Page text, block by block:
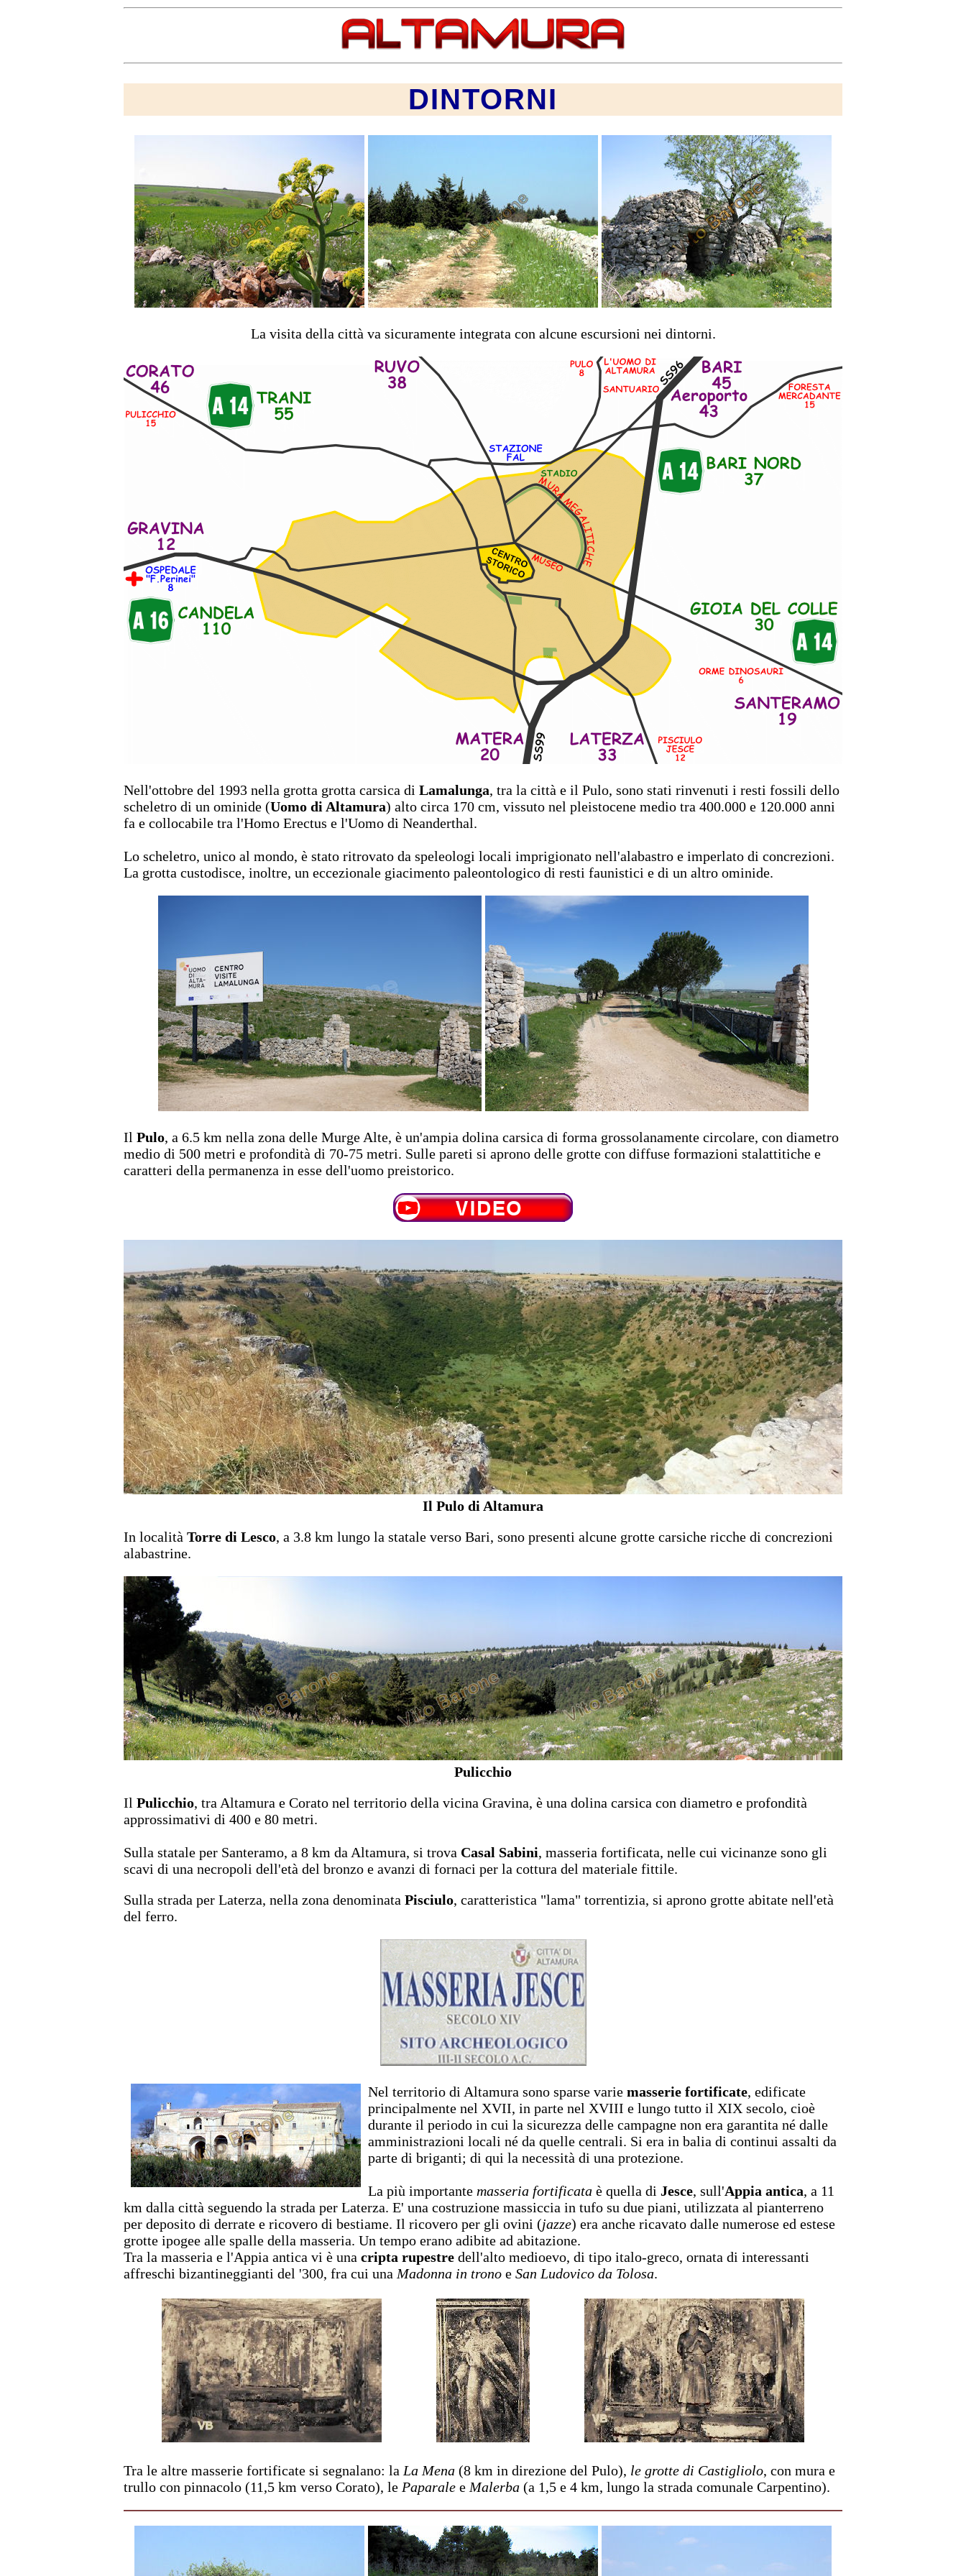
DINTORNI
La visita della città va sicuramente integrata con alcune escursioni nei dintorni.
Nell'ottobre del 1993 nella grotta grotta carsica di Lamalunga, tra la città e il Pulo, sono stati rinvenuti i resti fossili dello
scheletro di un ominide (Uomo di Altamura) alto circa 170 cm, vissuto nel pleistocene medio tra 400.000 e 120.000 anni
fa e collocabile tra l'Homo Erectus e l'Uomo di Neanderthal.
Lo scheletro, unico al mondo, è stato ritrovato da speleologi locali imprigionato nell'alabastro e imperlato di concrezioni.
La grotta custodisce, inoltre, un eccezionale giacimento paleontologico di resti faunistici e di un altro ominide.
Il Pulo, a 6.5 km nella zona delle Murge Alte, è un'ampia dolina carsica di forma grossolanamente circolare, con diametro
medio di 500 metri e profondità di 70-75 metri. Sulle pareti si aprono delle grotte con diffuse formazioni stalattitiche e
caratteri della permanenza in esse dell'uomo preistorico.
Il Pulo di Altamura
In località Torre di Lesco, a 3.8 km lungo la statale verso Bari, sono presenti alcune grotte carsiche ricche di concrezioni
alabastrine.
Pulicchio
Il Pulicchio, tra Altamura e Corato nel territorio della vicina Gravina, è una dolina carsica con diametro e profondità
approssimativi di 400 e 80 metri.
Sulla statale per Santeramo, a 8 km da Altamura, si trova Casal Sabini, masseria fortificata, nelle cui vicinanze sono gli
scavi di una necropoli dell'età del bronzo e avanzi di fornaci per la cottura del materiale fittile.
Sulla strada per Laterza, nella zona denominata Pisciulo, caratteristica "lama" torrentizia, si aprono grotte abitate nell'età
del ferro.
Nel territorio di Altamura sono sparse varie masserie fortificate, edificate
principalmente nel XVII, in parte nel XVIII e lungo tutto il XIX secolo, cioè
durante il periodo in cui la sicurezza delle campagne non era garantita né dalle
amministrazioni locali né da quelle centrali. Si era in balia di continui assalti da
parte di briganti; di qui la necessità di una protezione.
La più importante masseria fortificata è quella di Jesce, sull'Appia antica, a 11
km dalla città seguendo la strada per Laterza. E' una costruzione massiccia in tufo su due piani, utilizzata al pianterreno
per deposito di derrate e ricovero di bestiame. Il ricovero per gli ovini (jazze) era anche ricavato dalle numerose ed estese
grotte ipogee alle spalle della masseria. Un tempo erano adibite ad abitazione.
Tra la masseria e l'Appia antica vi è una cripta rupestre dell'alto medioevo, di tipo italo-greco, ornata di interessanti
affreschi bizantineggianti del '300, fra cui una Madonna in trono e San Ludovico da Tolosa.
Tra le altre masserie fortificate si segnalano: la La Mena (8 km in direzione del Pulo), le grotte di Castigliolo, con mura e
trullo con pinnacolo (11,5 km verso Corato), le Paparale e Malerba (a 1,5 e 4 km, lungo la strada comunale Carpentino).